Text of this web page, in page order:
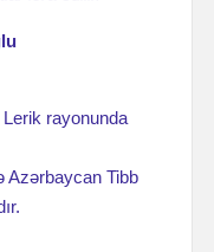
rayonunda
Azərbaycan Tibb